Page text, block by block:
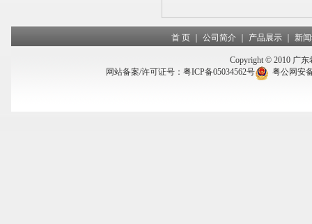
首 页｜ 公司简介｜ 产品展示｜ 新
Copyright © 2010 广
网站备案/许可证号： 粤ICP备05034562号 粤公网安